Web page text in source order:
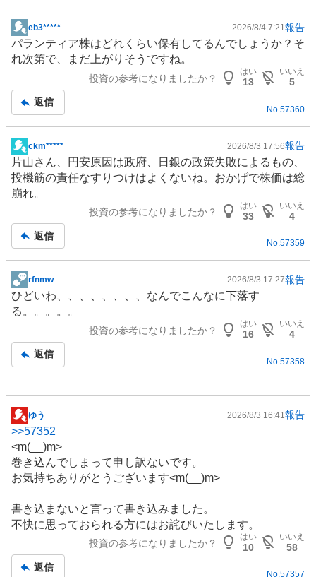
掲
示
板
eb3***** 2026/8/4 7:21報告
パランティア株はどれくらい保有してるんでしょうか？そ
れ次第で、まだ上がりそうですね。
投資の参考になりましたか？
はい
13
いいえ
5
返信
No. 57360
掲
示
板
記
ckm***** 2026/8/3 17:56報告
片山さん、円安原因は政府、日銀の政策失敗によるもの、
投機筋の責任なすりつけはよくないね。おかげで株価は総
崩れ。
投資の参考になりましたか？
はい
33
いいえ
4
返信
No.57359
掲
示
板
rfnmw 2026/8/3 17:27報告
ひどいわ、、、、、、、、なんでこんなに下落す
る。。。。。
投資の参考になりましたか？
はい
16
いいえ
4
返信
No. 57358
掲
示
板
記
事
ゆう 2026/8/3 16:41 報告
>>57352
<m(__)m>
巻き込んでしまって申し訳ないです。
お気持ちありがとうございます<m(__)m>
書き込まないと言って書き込みました。
不快に思っておられる方にはお詫びいたします。
投資の参考になりましたか？
はい
10
いいえ
58
返信
No.57357